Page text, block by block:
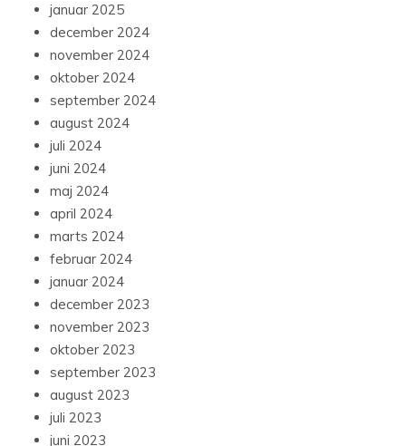
januar 2025
december 2024
november 2024
oktober 2024
september 2024
august 2024
juli 2024
juni 2024
maj 2024
april 2024
marts 2024
februar 2024
januar 2024
december 2023
november 2023
oktober 2023
september 2023
august 2023
juli 2023
juni 2023